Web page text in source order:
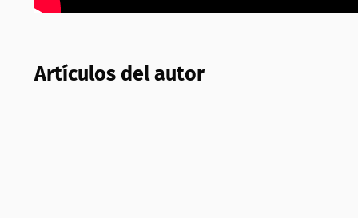
Artículos del autor